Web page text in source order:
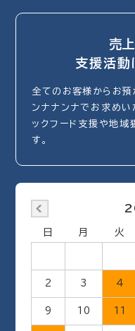
売
支援活動
全てのお客様からお預
ンナナンナでお求め
ックフード支援や地
す。
日 月 火
2 3 4
9 10 11